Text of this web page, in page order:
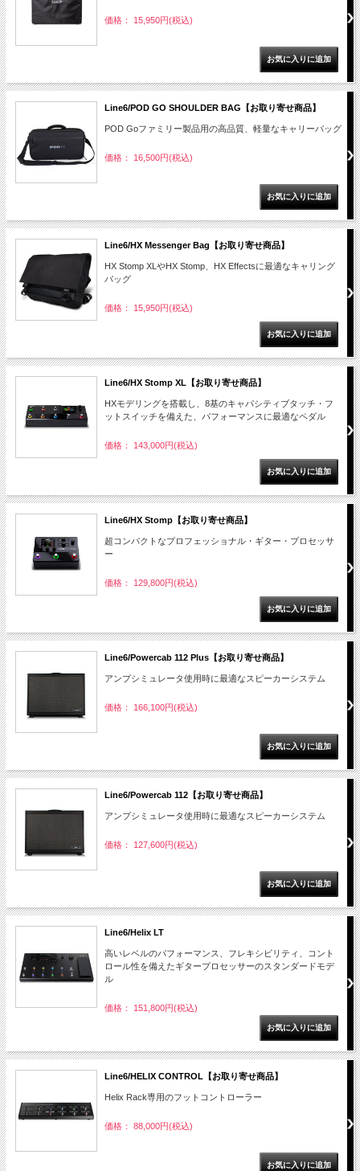
価格： 15,950円(税込)
Line6/POD GO SHOULDER BAG【お取り寄せ商品】
POD Goファミリー製品用の高品質、軽量なキャリーバッグ
価格： 16,500円(税込)
Line6/HX Messenger Bag【お取り寄せ商品】
HX Stomp XLやHX Stomp、HX Effectsに最適なキャリング
バッグ
価格： 15,950円(税込)
Line6/HX Stomp XL【お取り寄せ商品】
HXモデリングを搭載し、8基のキャパシティブタッチ・フ
ットスイッチを備えた、パフォーマンスに最適なペダル
価格： 143,000円(税込)
Line6/HX Stomp【お取り寄せ商品】
超コンパクトなプロフェッショナル・ギター・プロセッサ
ー
価格： 129,800円(税込)
Line6/Powercab 112 Plus【お取り寄せ商品】
アンプシミュレータ使用時に最適なスピーカーシステム
価格： 166,100円(税込)
Line6/Powercab 112【お取り寄せ商品】
アンプシミュレータ使用時に最適なスピーカーシステム
価格： 127,600円(税込)
Line6/Helix LT
高いレベルのパフォーマンス、フレキシビリティ、コント
ロール性を備えたギタープロセッサーのスタンダードモデ
ル
価格： 151,800円(税込)
Line6/HELIX CONTROL【お取り寄せ商品】
Helix Rack専用のフットコントローラー
価格： 88,000円(税込)